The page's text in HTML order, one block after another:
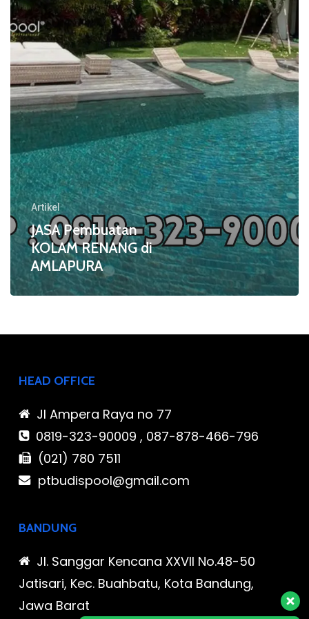
di
AMLAPURA
Artikel
JASA Pembuatan
KOLAM RENANG di
AMLAPURA
HEAD OFFICE
Jl Ampera Raya no 77
0819-323-90009 , 087-878-466-796
(021) 780 7511
ptbudispool@gmail.com
BANDUNG
Jl. Sanggar Kencana XXVII No.48-50
Jatisari, Kec. Buahbatu, Kota Bandung,
Jawa Barat